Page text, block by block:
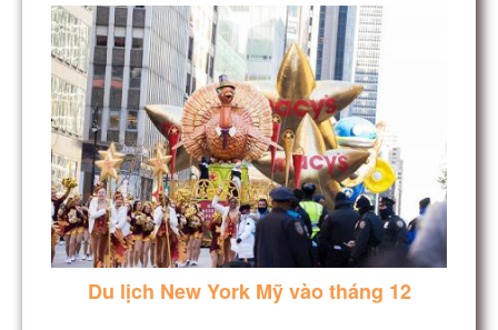
Du lịch New York Mỹ vào tháng 12